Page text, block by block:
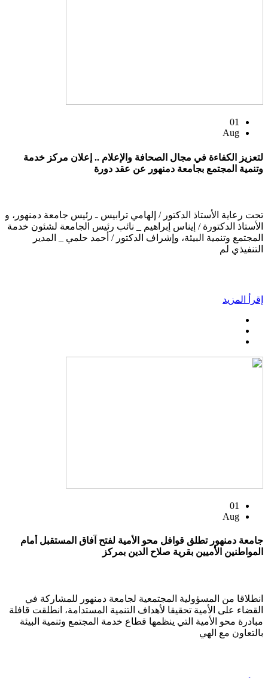
01
Aug
لتعزيز الكفاءة في مجال الصحافة والإعلام .. إعلان مركز خدمة
وتنمية المجتمع بجامعة دمنهور عن عقد دورة
تحت رعاية الأستاذ الدكتور / إلهامي ترابيس ـ رئيس جامعة دمنهور، و
الأستاذ الدكتورة / إيناس إبراهيم _ نائب رئيس الجامعة لشئون خدمة
المجتمع وتنمية البيئة، وإشراف الدكتور / أحمد حلمي _ المدير
التنفيذي لم
إقرأ المزيد
01
Aug
جامعة دمنهور تطلق قوافل محو الأمية لفتح آفاق المستقبل أمام
المواطنين الأميين بقرية صلاح الدين بمركز
انطلاقا من المسؤولية المجتمعية لجامعة دمنهور للمشاركة في
القضاء على الأمية تحقيقا لأهداف التنمية المستدامة، انطلقت قافلة
مبادرة محو الأمية التي ينظمها قطاع خدمة المجتمع وتنمية البيئة
بالتعاون مع الهي